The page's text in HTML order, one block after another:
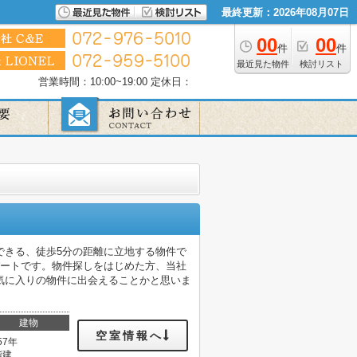
最終更新：2026年08月07日
00件
最近見た物件
00件
検討リスト
営業時間：10:00~19:00 定休日：
る、徒歩5分の距離に立地する物件で
トです。物件探しをはじめた方、当社
入りの物件に出会えることかと思いま
建物
年
建
空室情報へ